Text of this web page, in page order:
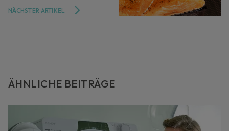
ÄHNLICHE BEITRÄGE
NÄCHSTER ARTIKEL